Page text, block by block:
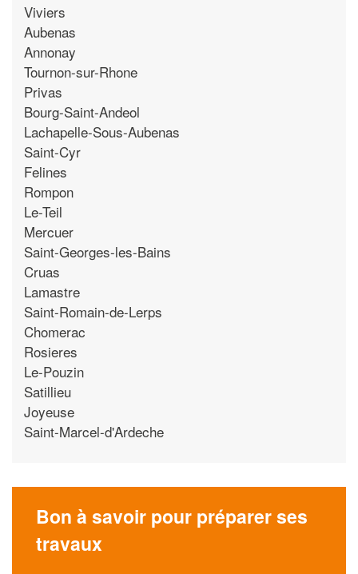
Viviers
Aubenas
Annonay
Tournon-sur-Rhone
Privas
Bourg-Saint-Andeol
Lachapelle-Sous-Aubenas
Saint-Cyr
Felines
Rompon
Le-Teil
Mercuer
Saint-Georges-les-Bains
Cruas
Lamastre
Saint-Romain-de-Lerps
Chomerac
Rosieres
Le-Pouzin
Satillieu
Joyeuse
Saint-Marcel-d'Ardeche
Bon à savoir pour préparer ses
travaux